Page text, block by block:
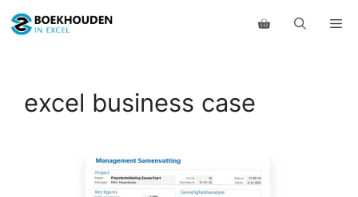
naar
excel business case